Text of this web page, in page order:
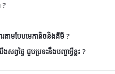
?
រតាមបែបមេកានិចនិងគីមី ?
ព្វថ្ងៃ ជួបប្រទះនឹងបញ្ហាអ្វីខ្លះ ?